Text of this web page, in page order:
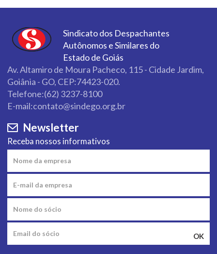
Sindicato dos Despachantes
Autônomos e Similares do
Estado de Goiás
Av. Altamiro de Moura Pacheco, 115 - Cidade Jardim,
Goiânia - GO, CEP:74423-020.
Telefone:(62) 3237-8100
E-mail:contato@sindego.org.br
Newsletter
Receba nossos informativos
OK